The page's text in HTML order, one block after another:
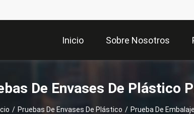
Inicio Sobre Nosotros
De Envases De Plástico
/ Pruebas De Envases De Plástico / Prueba De